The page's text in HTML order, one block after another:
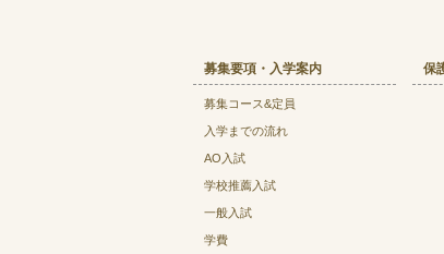
募集要項・入学案内
募集コース&定員
入学までの流れ
AO入試
学校推薦入試
一般入試
学費
保